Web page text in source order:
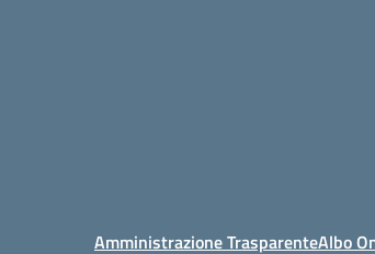
Amministrazione TrasparenteAlbo